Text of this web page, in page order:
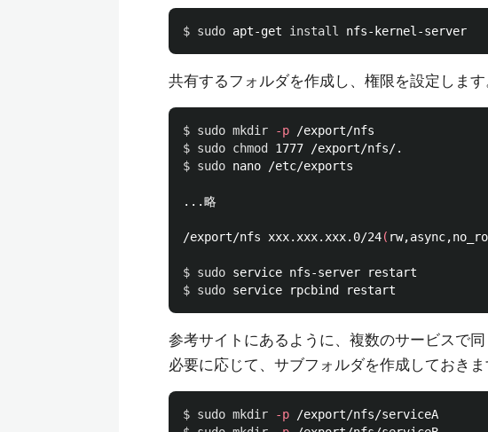
$ sudo apt-get install
共有するフォルダを作成し、権限を設定します
$ sudo mkdir -p
$ sudo chmod
$ sudo nano /etc/exports
...略
/export/nfs xxx.xxx.xxx.0/24(
$ sudo
$ sudo
参考サイトにあるように、複数のサービスで
必要に応じて、サブフォルダを作成しておきま
$ sudo mkdir -p